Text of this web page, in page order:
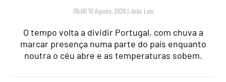
09:00 10 Agosto, 2026 |João Luís
O tempo volta a dividir Portugal, com chuva a
marcar presença numa parte do país enquanto
noutra o céu abre e as temperaturas sobem.